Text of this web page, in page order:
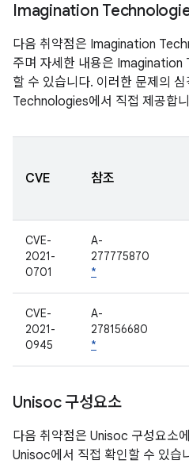
Imagination
다음 취약점은 Imagination
주며 자세한 내용은
할 수 있습니다. 이러한 문제의
Technologies에서 직접 제공합
CVE 참조
CVE-
2021-
0701
A-
277775870
*
CVE-
2021-
0945
A-
278156680
*
Unisoc 구성요소
다음 취약점은 Unisoc 구성요소
Unisoc에서 직접 확인할 수 있습